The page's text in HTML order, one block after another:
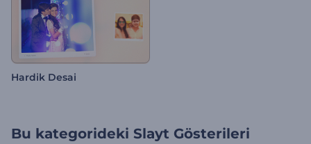
Hardik Desai
Bu kategorideki Slayt Gösterileri